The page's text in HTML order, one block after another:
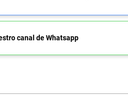
canal de Whatsapp